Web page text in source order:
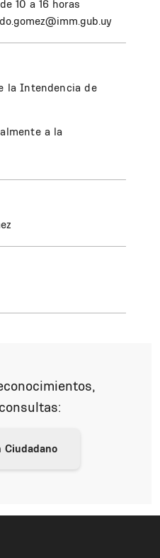
10 a 16 horas
la Intendencia de
a la